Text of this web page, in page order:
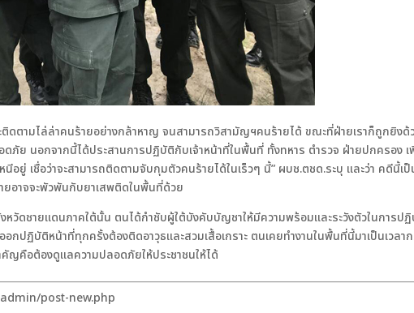
ดตามไล่ล่าคนร้ายอย่างกล้าหาญ จนสามารถวิสามัญฯคนร้ายได้ ขณะที่ฝ่ายเราก็ถูกยิงด้
ภัย นอกจากนี้ได้ประสานการปฏิบัติกับเจ้าหน้าที่ในพื้นที่ ทั้งทหาร ตำรวจ ฝ่ายปกครอง เ
ยู่ เชื่อว่าจะสามารถติดตามจับกุมตัวคนร้ายได้ในเร็วๆ นี้” ผบช.ตชด.ระบุ และว่า คดีนี้เ
อาจจะพัวพันกับยาเสพติดในพื้นที่ด้วย
วัดชายแดนภาคใต้นั้น ตนได้กำชับผู้ใต้บังคับบัญชาให้มีความพร้อมและระวังตัวในการป
ปฏิบัติหน้าที่ทุกครั้งต้องติดอาวุธและสวมเสื้อเกราะ ตนเคยทำงานในพื้นที่นี้มาเป็นเวลา
ญคือต้องดูแลความปลอดภัยให้ประชาชนให้ได้
post-new.php